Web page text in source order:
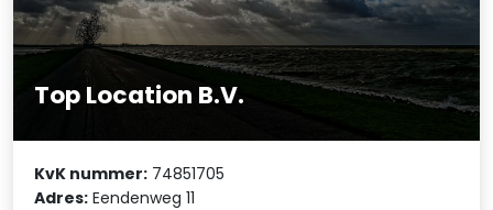
Top Location B.V.
KvK nummer: 74851705
Adres: Eendenweg 11